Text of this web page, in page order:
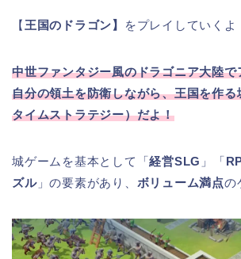
【 王国のドラゴン】 をプレイしていくよ
中世ファンタジー風のドラゴニア大陸
自分の領土を防衛しながら、王国を作
タイムストラテジー）だよ！
城ゲームを基本として「経営SLG 」「
ズル」の要素があり、 ボリューム満点の